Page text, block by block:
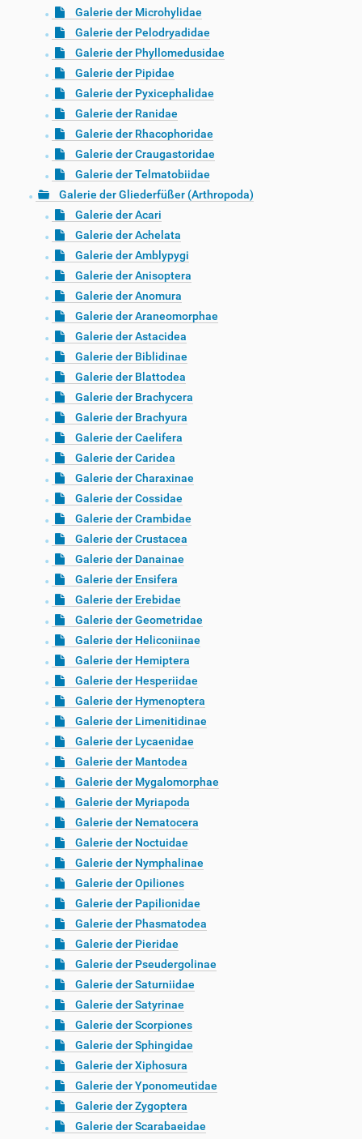
Galerie der Microhylidae
Galerie der Pelodryadidae
Galerie der Phyllomedusidae
Galerie der Pipidae
Galerie der Pyxicephalidae
Galerie der Ranidae
Galerie der Rhacophoridae
Galerie der Craugastoridae
Galerie der Telmatobiidae
Galerie der Gliederfüßer (Arthropoda)
Galerie der Acari
Galerie der Achelata
Galerie der Amblypygi
Galerie der Anisoptera
Galerie der Anomura
Galerie der Araneomorphae
Galerie der Astacidea
Galerie der Biblidinae
Galerie der Blattodea
Galerie der Brachycera
Galerie der Brachyura
Galerie der Caelifera
Galerie der Caridea
Galerie der Charaxinae
Galerie der Cossidae
Galerie der Crambidae
Galerie der Crustacea
Galerie der Danainae
Galerie der Ensifera
Galerie der Erebidae
Galerie der Geometridae
Galerie der Heliconiinae
Galerie der Hemiptera
Galerie der Hesperiidae
Galerie der Hymenoptera
Galerie der Limenitidinae
Galerie der Lycaenidae
Galerie der Mantodea
Galerie der Mygalomorphae
Galerie der Myriapoda
Galerie der Nematocera
Galerie der Noctuidae
Galerie der Nymphalinae
Galerie der Opiliones
Galerie der Papilionidae
Galerie der Phasmatodea
Galerie der Pieridae
Galerie der Pseudergolinae
Galerie der Saturniidae
Galerie der Satyrinae
Galerie der Scorpiones
Galerie der Sphingidae
Galerie der Xiphosura
Galerie der Yponomeutidae
Galerie der Zygoptera
Galerie der Scarabaeidae